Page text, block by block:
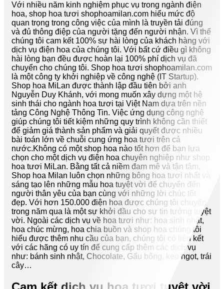
Với nhiều năm kinh nghiệm phục vụ trong ngành điện
hoa, shop hoa tươi shophoamilan.com hiểu mức độ
quan trọng trong công việc của mình là truyền tải đúng
và đủ thông điệp của người tặng đến người nhận. Vì thế
chúng tôi cam kết 100% sự hài lòng của khách hàng với
dịch vụ điện hoa của chúng tôi. Với bất cứ điều gì không
hài lòng bạn đều được hoàn lại 100% phí dịch vụ đã
chuyển cho chúng tôi. Shop hoa tươi shophoamilan.com
là một công ty khởi nghiệp về công nghệ (IT Startup).
Shop hoa MiLan được thành lập đầu tiên bởi anh
Nguyễn Duy Khánh, với mong muốn xây dựng một hệ
sinh thái cho ngành hoa tươi tại Việt Nam dựa trên nền
tảng Công Nghệ Thông Tin. Việc ứng dụng công nghệ
giúp chúng tôi tiết kiệm những quy trình không cần thiết
để giảm giá thành sản phẩm và giải quyết được nhiều
bài toán lớn về chuỗi cung ứng hoa tươi trên cả
nước.Không có một shop hoa nào tốt hơn để bạn lựa
chọn cho một dịch vụ điện hoa chuyên nghiệp như shop
hoa tươi MiLan. Bằng tất cả niềm đam mê và tận tâm,
Shop hoa Milan luôn chọn những bông hoa tươi nhất và
sáng tạo lên những mẫu hoa tuyệt vời để chuyển đến
người thân yêu của bạn cùng với những lời chúc tốt
đẹp. Với hơn 150.000 điện hoa được chúng tôi chuyển
trong năm qua là một sự khởi đầu cho sự tin tưởng tuyệt
vời. Ngoài các dịch vụ về hoa tươi như: hoa sinh nhật,
hoa chúc mừng, hoa chia buồn và shop hoa chúng tôi
hiểu được thêm nhu cầu của bạn, chúng tôi có liên kết
với các hãng có uy tín để cung cấp thêm các dịch vụ
như: bánh sinh nhật, Chocolate, Gấu bông, kẹo ngọt, trái
cây…